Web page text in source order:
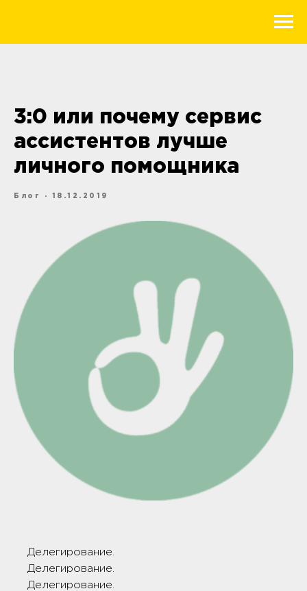
3:0 или почему сервис
ассистентов лучше
личного помощника
Блог · 18.12.2019
Делегирование.
Делегирование.
Делегирование.